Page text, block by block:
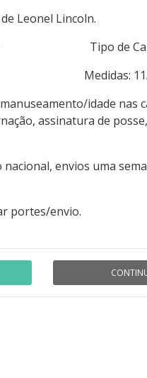
Leonel Lincoln.
Tipo de
Medidas: 11/
idade nas
assinatura de
envios uma
portes/envio.